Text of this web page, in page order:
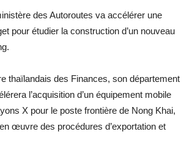
des Autoroutes va accélérer une
pour étudier la construction d’un nouveau
thaïlandais des Finances, son département
l’acquisition d’un équipement mobile
X pour le poste frontière de Nong Khai,
œuvre des procédures d’exportation et